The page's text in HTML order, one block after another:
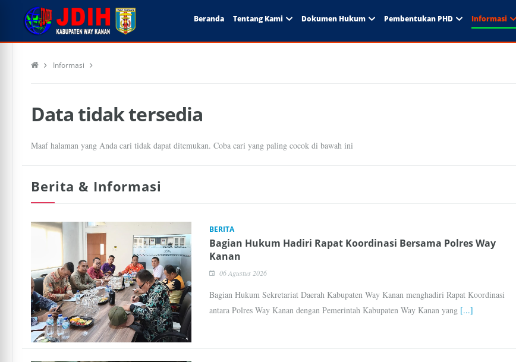
Beranda Tentang Kami Dokumen Hukum Pembentukan PHD Informasi
Informasi
Data tidak tersedia
Maaf halaman yang Anda cari tidak dapat ditemukan. Coba cari yang paling cocok di bawah ini
Berita & Informasi
BERITA
Bagian Hukum Hadiri Rapat Koordinasi Bersama Polres Way
Kanan
06 Agustus 2026
Bagian Hukum Sekretariat Daerah Kabupaten Way Kanan menghadiri Rapat Koordinasi
antara Polres Way Kanan dengan Pemerintah Kabupaten Way Kanan yang [...]